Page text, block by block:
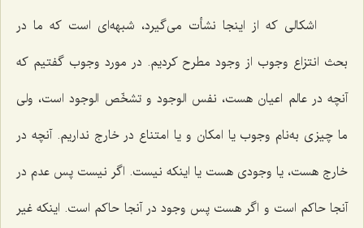
اشكالى كه از اینجا نشأت مى‌گیرد، شبهه‌اى است كه ما در
بحث انتزاع وجوب از وجود مطرح كردیم. در مورد وجوب گفتیم كه
آنچه در عالم اعیان هست، نفس الوجود و تشخّص الوجود است، ولى
ما چیزى به‌نام وجوب یا امكان و یا امتناع در خارج نداریم. آنچه در
خارج هست، یا وجودى هست یا اینكه نیست. اگر نیست پس عدم در
آنجا حاكم است و اگر هست پس وجود در آنجا حاكم است. اینکه غیر